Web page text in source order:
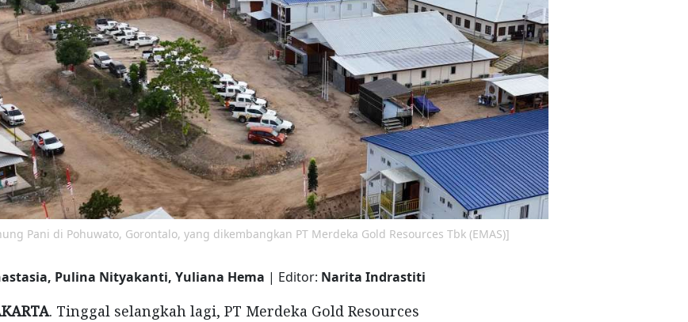
Pani di Pohuwato, Gorontalo, yang dikembangkan PT Merdeka Gold Resources Tbk (EMAS)]
Pulina Nityakanti, Yuliana Hema | Editor: Narita Indrastiti
. Tinggal selangkah lagi, PT Merdeka Gold Resources